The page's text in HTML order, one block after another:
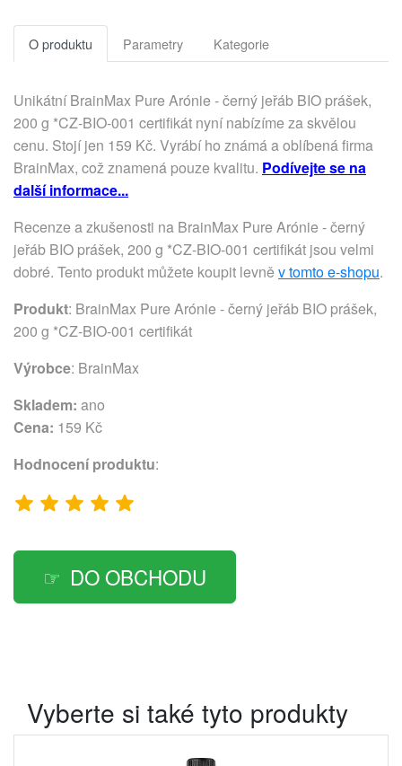
O produktu Parametry Kategorie
Unikátní BrainMax Pure Arónie - černý jeřáb BIO prášek,
200 g *CZ-BIO-001 certifikát nyní nabízíme za skvělou
cenu. Stojí jen 159 Kč. Vyrábí ho známá a oblíbená firma
BrainMax, což znamená pouze kvalitu. Podívejte se na
další informace...
Recenze a zkušenosti na BrainMax Pure Arónie - černý
jeřáb BIO prášek, 200 g *CZ-BIO-001 certifikát jsou velmi
dobré. Tento produkt můžete koupit levně v tomto e-shopu.
Produkt: BrainMax Pure Arónie - černý jeřáb BIO prášek,
200 g *CZ-BIO-001 certifikát
Výrobce: BrainMax
Skladem: ano
Cena: 159 Kč
Hodnocení produktu:
DO OBCHODU
Vyberte si také tyto produkty